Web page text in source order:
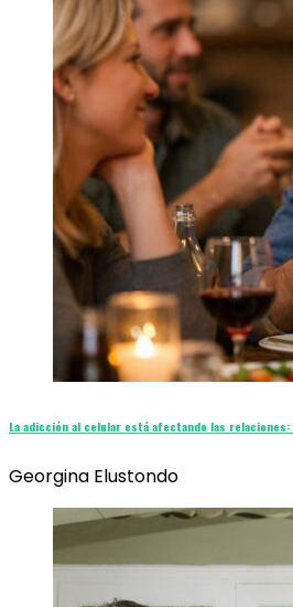
La adicción al celular está afectando las
Georgina Elustondo